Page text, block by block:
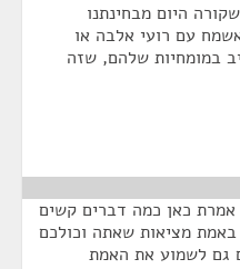
היום מבחינתנו
עם רועי אלבה או
במומחיות שלהם, שזה
כאן כמה דברים קשים
מציאות שאתה וכולכם
גם לשמוע את האמת